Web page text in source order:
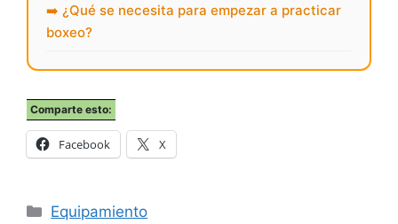
➡️ ¿Qué se necesita para empezar a practicar
boxeo?
Comparte esto:
Facebook X
Categorías
Equipamiento